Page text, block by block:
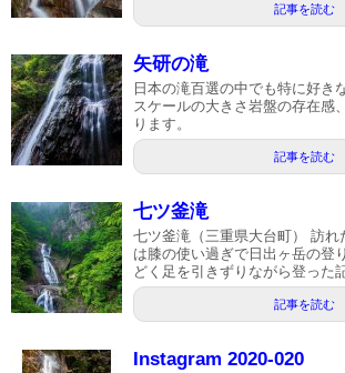
記事を読む
矢研の滝
日本の滝百選の中でも特に好き
スケールの大きさ岩盤の存在感
ります。
記事を読む
七ツ釜滝
七ツ釜滝（三重県大台町） 訪れ
は膝の使い過ぎで日出ヶ岳の登
どく足を引きずりながら登った
記事を読む
Instagram 2020-020